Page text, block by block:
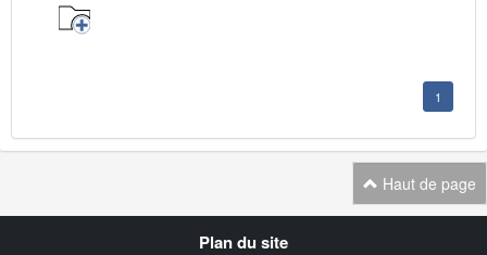
1
Haut de page
Plan du site